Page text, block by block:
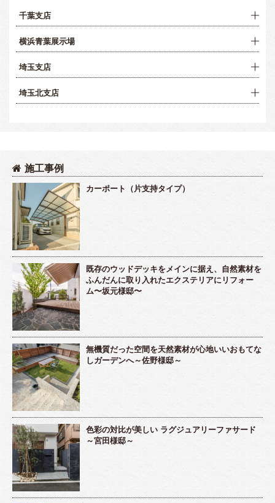
千葉支店
横浜青葉展示場
埼玉支店
埼玉北支店
施工事例
カーポート（片支持タイプ）
既存のウッドデッキをメインに据え、自然素材を
ふんだんに取り入れたエクステリアにリフォー
ム〜坂元様邸〜
無機質だった空間を天然素材が心地いいおもてな
しガーデンへ～佐野様邸～
色彩の対比が美しい ラグジュアリーファサード
～宮田様邸～